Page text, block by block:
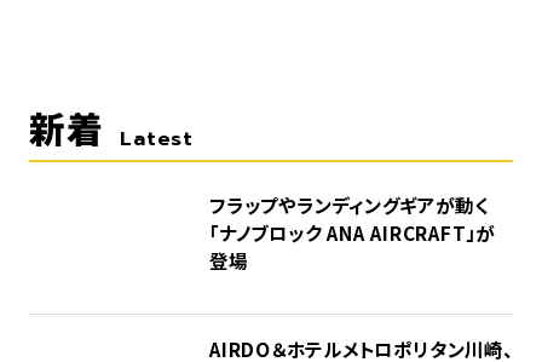
新着 Latest
フラップやランディングギアが動く
「ナノブロック ANA AIRCRAFT」が
登場
AIRDO＆ホテルメトロポリタン川崎、